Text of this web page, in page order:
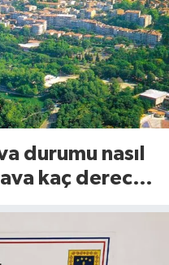
durumu nasıl
kaç derece?